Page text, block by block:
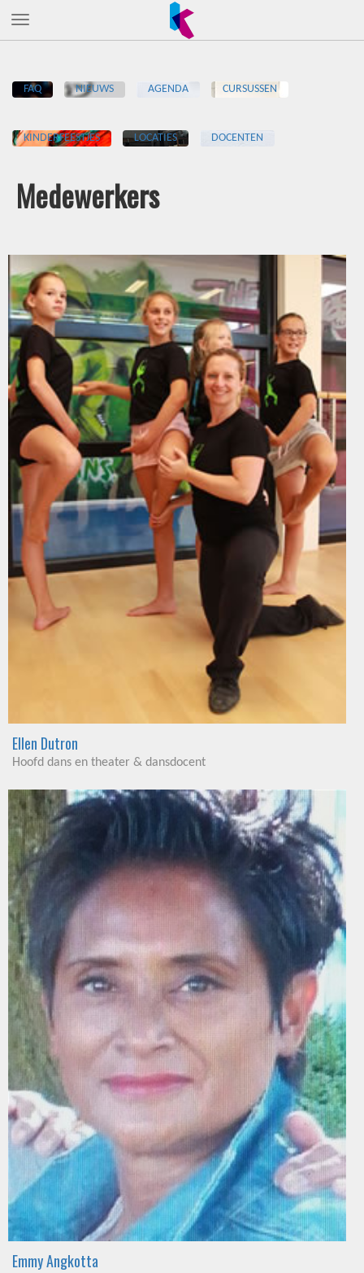
FAQ NIEUWS AGENDA CURSUSSEN
KINDERFEESTJES LOCATIES DOCENTEN
Medewerkers
Ellen Dutron
Hoofd dans en theater & dansdocent
Emmy Angkotta